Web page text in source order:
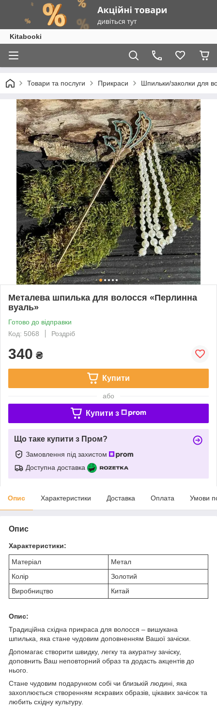
Kitabooki
Товари та послуги Прикраси Шпильки/заколки для
Металева шпилька для волосся «Перлинна
вуаль»
Готово до відправки
Код: 5068
Роздріб
340 ₴
Купити
або
Купити з
Що таке купити з Пром?
Замовлення під захистом
Доступна доставка
Опис Характеристики Доставка Оплата Умови
Опис
Характеристики:
Матеріал
Метал
Колір
Золотий
Виробництво
Китай
Опис:
Традиційна східна прикраса для волосся – вишукана
шпилька, яка стане чудовим доповненням Вашої зачіски.
Допомагає створити швидку, легку та акуратну зачіску,
доповнить Ваш неповторний образ та додасть акцентів до
нього.
Стане чудовим подарунком собі чи близькій людині, яка
захоплюється створенням яскравих образів, цікавих зачісок та
любить східну культуру.